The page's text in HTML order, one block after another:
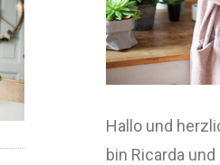
Hallo und
bin Ricarda